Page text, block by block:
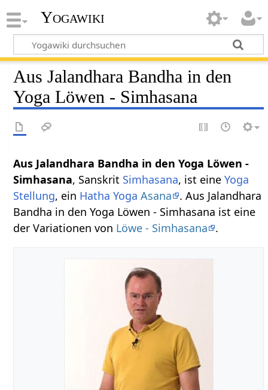
Yogawiki
Aus Jalandhara Bandha in den
Yoga Löwen - Simhasana
Aus Jalandhara Bandha in den Yoga Löwen -
Simhasana, Sanskrit Simhasana, ist eineYoga
Stellung, ein Hatha Yoga Asana
. Aus Jalandhara
Bandha in den Yoga Löwen - Simhasana ist eine
der Variationen von Löwe - Simhasana .